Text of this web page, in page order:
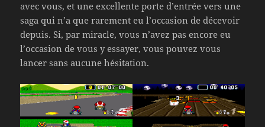
avec vous, et une excellente porte d’entrée vers une
saga qui n’a que rarement eu l’occasion de décevoir
depuis. Si, par miracle, vous n’avez pas encore eu
l’occasion de vous y essayer, vous pouvez vous
lancer sans aucune hésitation.